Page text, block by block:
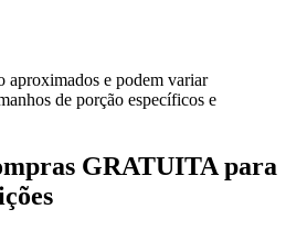
aproximados e podem variar
de porção específicos e
GRATUITA para